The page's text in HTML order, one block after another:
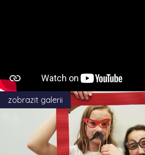
zobrazit galerii